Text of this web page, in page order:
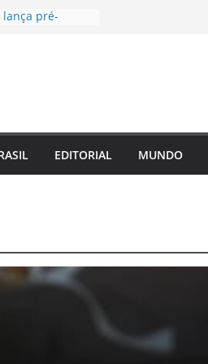
lança pré-
EUA e Bélgica
2 do Plano
e reforça
estado
ruas e
urgente
e
para
EDITORIAL MUNDO